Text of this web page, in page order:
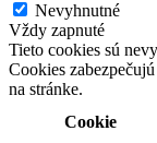
Nevyhnutné
Vždy zapnuté
Tieto cookies sú
Cookies
na stránke.
Cookie